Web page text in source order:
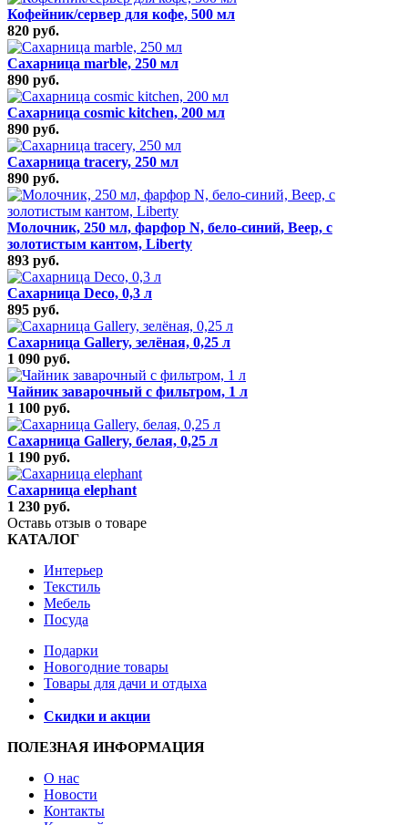
Кофейник/сервер для кофе, 500 мл
820 руб.
Сахарница marble, 250 мл
890 руб.
Сахарница cosmic kitchen, 200 мл
890 руб.
Сахарница tracery, 250 мл
890 руб.
Молочник, 250 мл, фарфор N, бело-синий, Веер, с
золотистым кантом, Liberty
893 руб.
Сахарница Deco, 0,3 л
895 руб.
Сахарница Gallery, зелёная, 0,25 л
1 090 руб.
Чайник заварочный с фильтром, 1 л
1 100 руб.
Сахарница Gallery, белая, 0,25 л
1 190 руб.
Сахарница elephant
1 230 руб.
Оставь отзыв о товаре
КАТАЛОГ
Интерьер
Текстиль
Мебель
Посуда
Подарки
Новогодние товары
Товары для дачи и отдыха
Скидки и акции
ПОЛЕЗНАЯ ИНФОРМАЦИЯ
О нас
Новости
Контакты